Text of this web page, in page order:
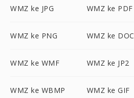
WMZ ke JPG WMZ ke PDF
WMZ ke PNG WMZ ke DOC
WMZ ke WMF WMZ ke JP2
WMZ ke WBMP WMZ ke GIF